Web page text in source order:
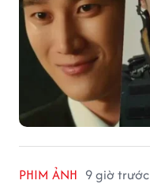
PHIM ẢNH 9 giờ trước